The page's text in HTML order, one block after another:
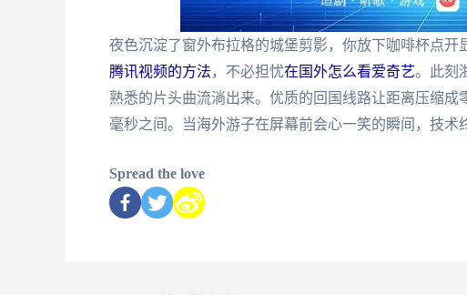
夜色沉淀了窗外布拉格的城堡剪影，你放下咖啡杯点
腾讯视频的方法 ，不必担忧在国外怎么看爱奇艺。此刻
熟悉的片头曲流淌出来。优质的回国线路让距离压缩
毫秒之间。当海外游子在屏幕前会心一笑的瞬间，技术
Spread the love